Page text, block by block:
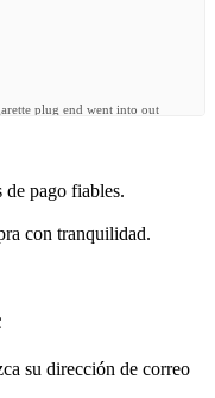
plug end went into out
quality"
incorporated in the 12c cig
pago fiables.
con tranquilidad.
su dirección de correo